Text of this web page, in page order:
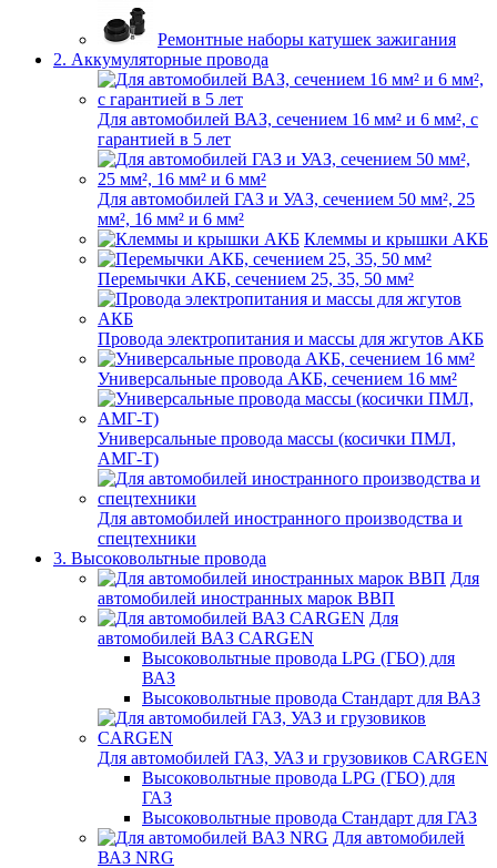
Ремонтные наборы катушек зажигания
2. Аккумуляторные провода
Для автомобилей ВАЗ, сечением 16 мм² и 6 мм², с
гарантией в 5 лет
Для автомобилей ГАЗ и УАЗ, сечением 50 мм², 25
мм², 16 мм² и 6 мм²
Клеммы и крышки АКБ
Перемычки АКБ, сечением 25, 35, 50 мм²
Провода электропитания и массы для жгутов АКБ
Универсальные провода АКБ, сечением 16 мм²
Универсальные провода массы (косички ПМЛ,
АМГ-Т)
Для автомобилей иностранного производства и
спецтехники
3. Высоковольтные провода
Для
автомобилей иностранных марок ВВП
Для
автомобилей ВАЗ CARGEN
Высоковольтные провода LPG (ГБО) для
ВАЗ
Высоковольтные провода Стандарт для ВАЗ
Для автомобилей ГАЗ, УАЗ и грузовиков CARGEN
Высоковольтные провода LPG (ГБО) для
ГАЗ
Высоковольтные провода Стандарт для ГАЗ
Для автомобилей
ВАЗ NRG